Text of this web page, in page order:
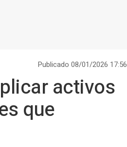
Publicado 08/01/2026 17:56
activos
que